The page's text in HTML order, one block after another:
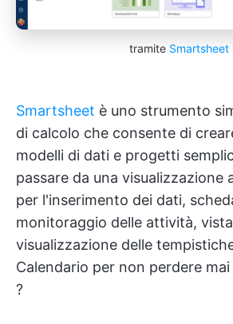
tramite Smartsheet
Smartsheet è uno strumento
di calcolo che consente di
modelli di dati e progetti
passare da una visualizzazione
per l'inserimento dei dati,
monitoraggio delle attività,
visualizzazione delle
Calendario per non perdere
?️